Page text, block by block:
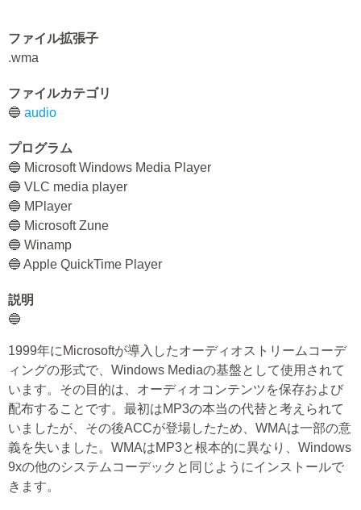
ファイル拡張子
.wma
ファイルカテゴリ
🔵 audio
プログラム
🔵 Microsoft Windows Media Player
🔵 VLC media player
🔵 MPlayer
🔵 Microsoft Zune
🔵 Winamp
🔵 Apple QuickTime Player
説明
🔵
1999年にMicrosoftが導入したオーディオストリームコーデ
ィングの形式で、Windows Mediaの基盤として使用されて
います。その目的は、オーディオコンテンツを保存および
配布することです。最初はMP3の本当の代替と考えられて
いましたが、その後ACCが登場したため、WMAは一部の意
義を失いました。WMAはMP3と根本的に異なり、Windows
9xの他のシステムコーデックと同じようにインストールで
きます。